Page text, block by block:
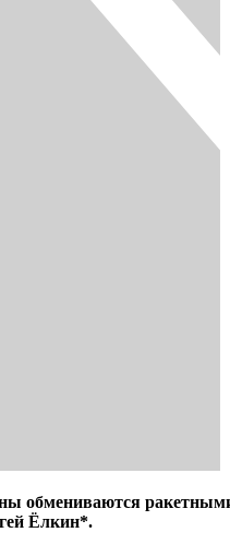
обмениваются
Ёлкин*.